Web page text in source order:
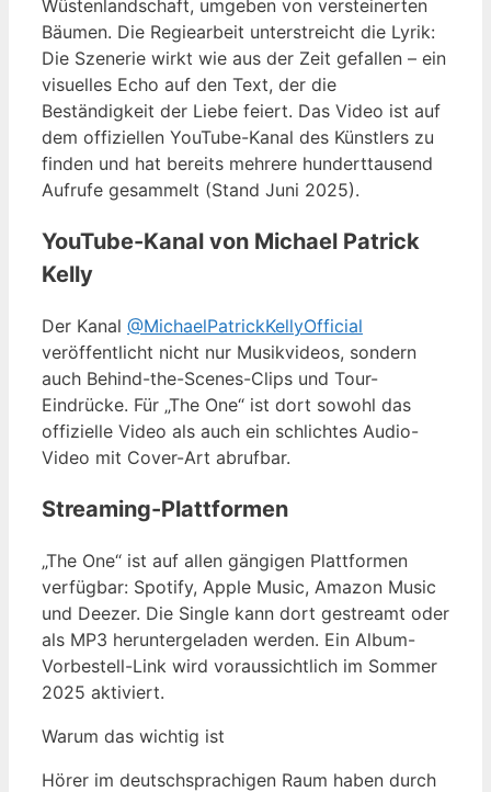
Wüstenlandschaft, umgeben von versteinerten
Bäumen. Die Regiearbeit unterstreicht die Lyrik:
Die Szenerie wirkt wie aus der Zeit gefallen – ein
visuelles Echo auf den Text, der die
Beständigkeit der Liebe feiert. Das Video ist auf
dem offiziellen YouTube-Kanal des Künstlers zu
finden und hat bereits mehrere hunderttausend
Aufrufe gesammelt (Stand Juni 2025).
YouTube-Kanal von Michael Patrick
Kelly
Der Kanal @MichaelPatrickKellyOfficial
veröffentlicht nicht nur Musikvideos, sondern
auch Behind-the-Scenes-Clips und Tour-
Eindrücke. Für „The One“ ist dort sowohl das
offizielle Video als auch ein schlichtes Audio-
Video mit Cover-Art abrufbar.
Streaming-Plattformen
„The One“ ist auf allen gängigen Plattformen
verfügbar: Spotify, Apple Music, Amazon Music
und Deezer. Die Single kann dort gestreamt oder
als MP3 heruntergeladen werden. Ein Album-
Vorbestell-Link wird voraussichtlich im Sommer
2025 aktiviert.
Warum das wichtig ist
Hörer im deutschsprachigen Raum haben durch